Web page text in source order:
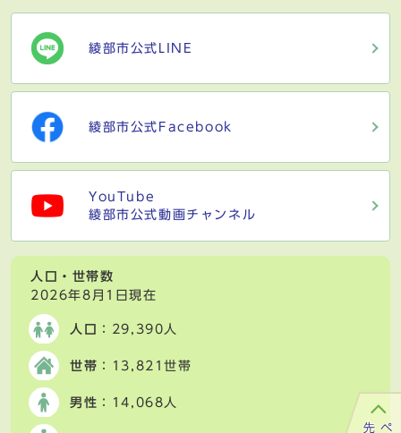
綾部市公式LINE
綾部市公式Facebook
YouTube
綾部市公式動画チャンネル
人口・世帯数
2026年8月1日現在
人口 ：29,390人
世帯 ：13,821世帯
男性 ：14,068人